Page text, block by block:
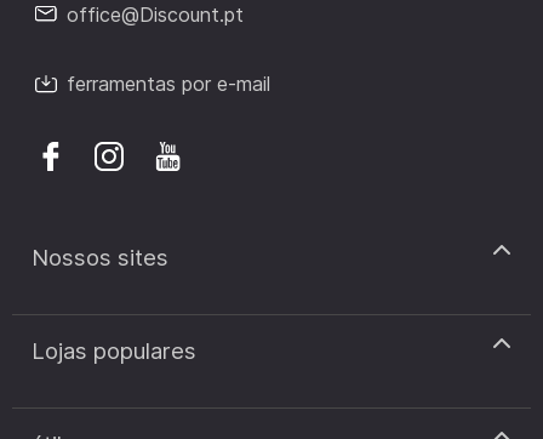
office@Discount.pt
ferramentas por e-mail
Nossos sites
discount.pt
discount.sk
Lojas populares
Cupão de desconto Zooplus